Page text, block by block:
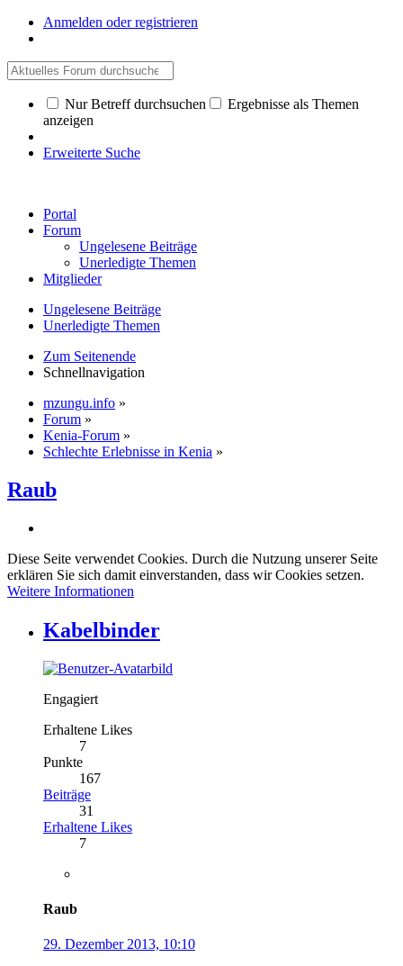
Anmelden oder registrieren
Nur Betreff durchsuchen
Ergebnisse als Themen
anzeigen
Erweiterte Suche
Portal
Forum
Ungelesene Beiträge
Unerledigte Themen
Mitglieder
Ungelesene Beiträge
Unerledigte Themen
Zum Seitenende
Schnellnavigation
mzungu.info »
Forum »
Kenia-Forum »
Schlechte Erlebnisse in Kenia »
Raub
Diese Seite verwendet Cookies. Durch die Nutzung unserer Seite
erklären Sie sich damit einverstanden, dass wir Cookies setzen.
Weitere Informationen
Kabelbinder
Engagiert
Erhaltene Likes
7
Punkte
167
Beiträge
31
Erhaltene Likes
7
Raub
29. Dezember 2013, 10:10